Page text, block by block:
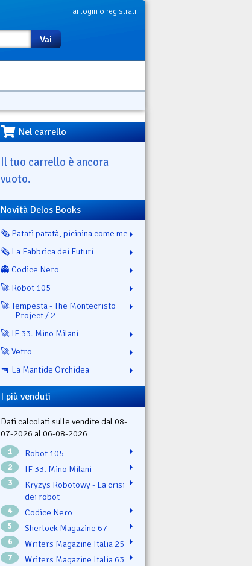
Fai login o registrati
Vai
Nel carrello
Il tuo carrello è ancora
vuoto.
Novità Delos Books
🗞️ Patatì patatà, picinina come me
🗞️ La Fabbrica dei Futuri
👻 Codice Nero
🚀 Robot 105
🚀 Tempesta - The Montecristo
Project / 2
🚀 IF 33. Mino Milani
🚀 Vetro
🔫 La Mantide Orchidea
I più venduti
Dati calcolati sulle vendite dal 08-
07-2026 al 06-08-2026
1 Robot 105
2 IF 33. Mino Milani
3
Kryzys Robotowy - La crisi
dei robot
4 Codice Nero
5 Sherlock Magazine 67
6 Writers Magazine Italia 25
7 Writers Magazine Italia 63